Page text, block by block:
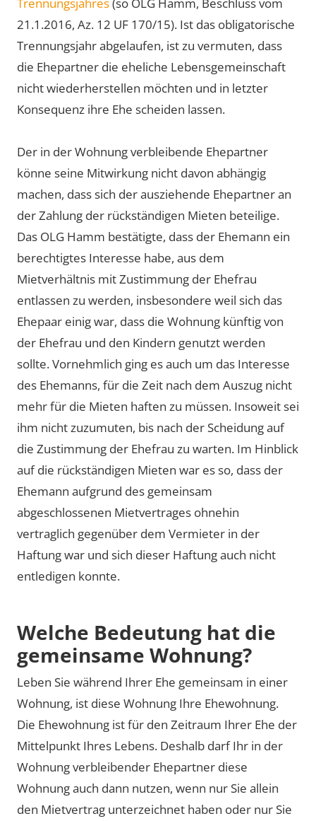
Trennungsjahres(so OLG Hamm, Beschluss vom
21.1.2016, Az. 12 UF 170/15). Ist das obligatorische
Trennungsjahr abgelaufen, ist zu vermuten, dass
die Ehepartner die eheliche Lebensgemeinschaft
nicht wiederherstellen möchten und in letzter
Konsequenz ihre Ehe scheiden lassen.
Der in der Wohnung verbleibende Ehepartner
könne seine Mitwirkung nicht davon abhängig
machen, dass sich der ausziehende Ehepartner an
der Zahlung der rückständigen Mieten beteilige.
Das OLG Hamm bestätigte, dass der Ehemann ein
berechtigtes Interesse habe, aus dem
Mietverhältnis mit Zustimmung der Ehefrau
entlassen zu werden, insbesondere weil sich das
Ehepaar einig war, dass die Wohnung künftig von
der Ehefrau und den Kindern genutzt werden
sollte. Vornehmlich ging es auch um das Interesse
des Ehemanns, für die Zeit nach dem Auszug nicht
mehr für die Mieten haften zu müssen. Insoweit sei
ihm nicht zuzumuten, bis nach der Scheidung auf
die Zustimmung der Ehefrau zu warten. Im Hinblick
auf die rückständigen Mieten war es so, dass der
Ehemann aufgrund des gemeinsam
abgeschlossenen Mietvertrages ohnehin
vertraglich gegenüber dem Vermieter in der
Haftung war und sich dieser Haftung auch nicht
entledigen konnte.
Welche Bedeutung hat die
gemeinsame Wohnung?
Leben Sie während Ihrer Ehe gemeinsam in einer
Wohnung, ist diese Wohnung Ihre Ehewohnung.
Die Ehewohnung ist für den Zeitraum Ihrer Ehe der
Mittelpunkt Ihres Lebens. Deshalb darf Ihr in der
Wohnung verbleibender Ehepartner diese
Wohnung auch dann nutzen, wenn nur Sie allein
den Mietvertrag unterzeichnet haben oder nur Sie